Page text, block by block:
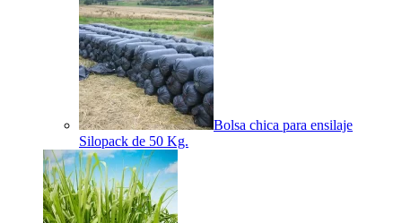
Bolsa chica para ensilaje
Silopack de 50 Kg.